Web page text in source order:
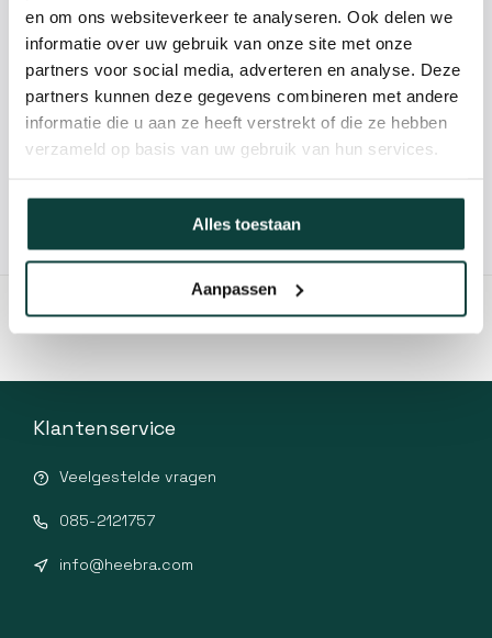
en om ons websiteverkeer te analyseren. Ook delen we
informatie over uw gebruik van onze site met onze
partners voor social media, adverteren en analyse. Deze
partners kunnen deze gegevens combineren met andere
informatie die u aan ze heeft verstrekt of die ze hebben
verzameld op basis van uw gebruik van hun services.
Alles toestaan
Aanpassen
Kunnen we je helpen?
085-2121757
info@heebra.com
Hovenier of klusbedrijf? Neem contact met ons op voor
10% korting!
Klantenservice
Veelgestelde vragen
085-2121757
info@heebra.com